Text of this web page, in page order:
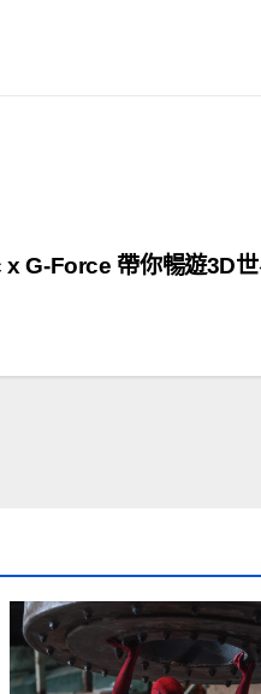
G-Force 帶你暢遊3D